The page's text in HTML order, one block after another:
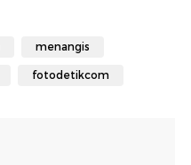
menangis
fotodetikcom